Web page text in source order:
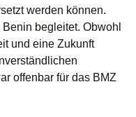
werden können.
begleitet. Obwohl
und eine Zukunft
offenbar für das BMZ